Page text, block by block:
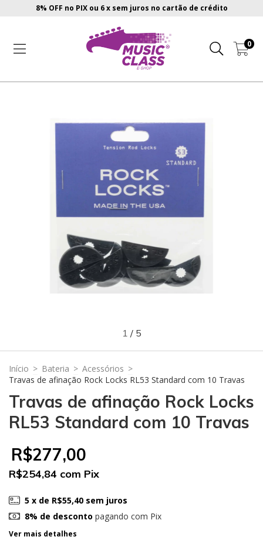
8% OFF no PIX ou 6 x sem juros no cartão de crédito
0
1 / 5
Início > Bateria > Acessórios >
Travas de afinação Rock Locks RL53 Standard com 10 Travas
Travas de afinação Rock Locks
RL53 Standard com 10 Travas
R$277,00
R$254,84 com Pix
5 x de R$55,40 sem juros
8% de desconto pagando com Pix
Ver mais detalhes